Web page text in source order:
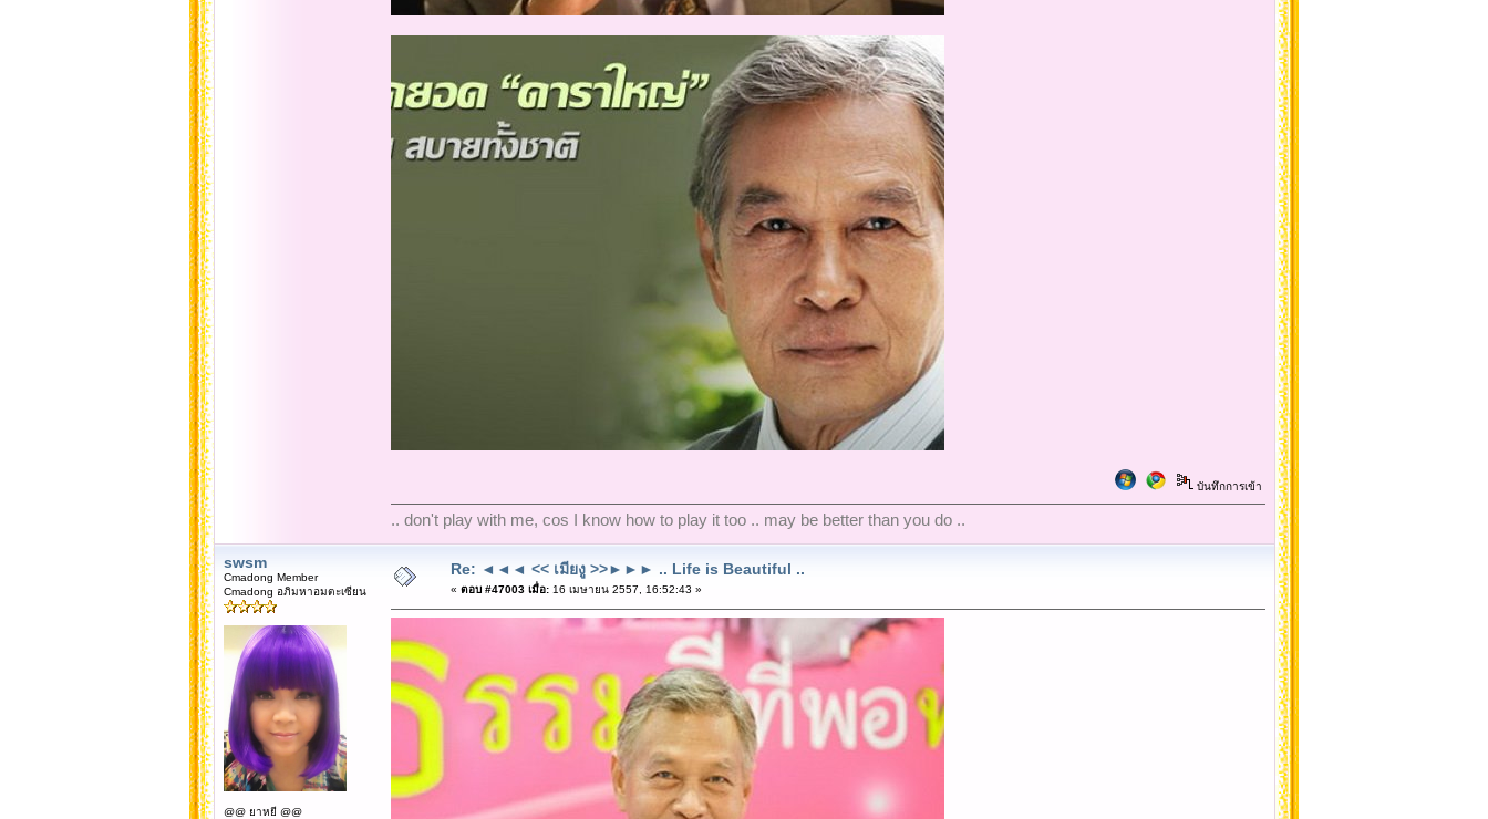
บันทึกการเข้า
.. don't play with me, cos I know how to play it too .. may be better than you do ..
swsm
Cmadong Member
Cmadong อภิมหาอมตะเซียน
@@ ยาหยี @@
Re: ◄◄◄ << เมียงู >>►►► .. Life is Beautiful ..
« ตอบ #47003 เมื่อ:16 เมษายน 2557, 16:52:43 »